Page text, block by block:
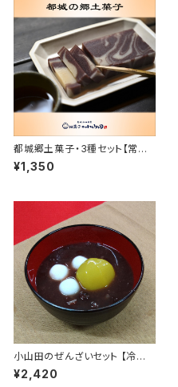
都城郷土菓子・3種セット【常温
便】木目羹 高麗菓子 煎粉餅 祝
菓子 きもっかん これがし いこも
¥1,350
小山田のぜんざいセット 【冷凍
便】栗ぜんざい 芋ぜんざい 杵つ
き餅 小豆 おしるこ ギフト プレ
¥2,420